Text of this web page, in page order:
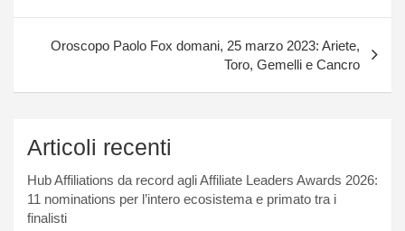
Oroscopo Paolo Fox domani, 25 marzo 2023: Ariete,
Toro, Gemelli e Cancro
Articoli recenti
Hub Affiliations da record agli Affiliate Leaders Awards 2026:
11 nominations per l’intero ecosistema e primato tra i
finalisti